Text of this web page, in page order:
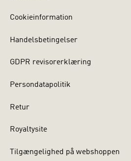
Cookieinformation
Handelsbetingelser
GDPR revisorerklæring
Persondatapolitik
Retur
Royaltysite
Tilgængelighed på webshoppen